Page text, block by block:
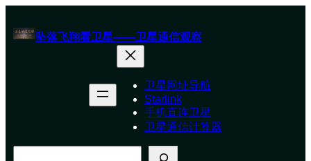
内
坠落飞翔看卫星——卫星通信观察
卫星网址导航
Starlink
手机直连卫星
卫星通信计算器